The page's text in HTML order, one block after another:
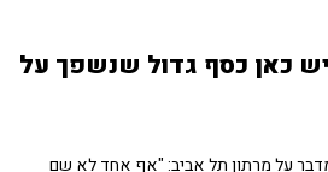
כאן כסף גדול שנשפך על
על מרתון תל אביב: "אף אחד לא שם